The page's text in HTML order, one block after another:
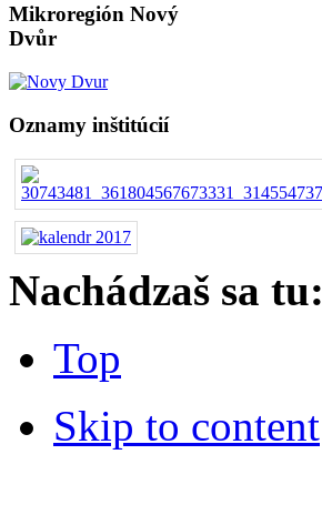
Mikroregión Nový
Dvůr
Oznamy inštitúcií
Nachádzaš sa tu:
Top
Skip to content